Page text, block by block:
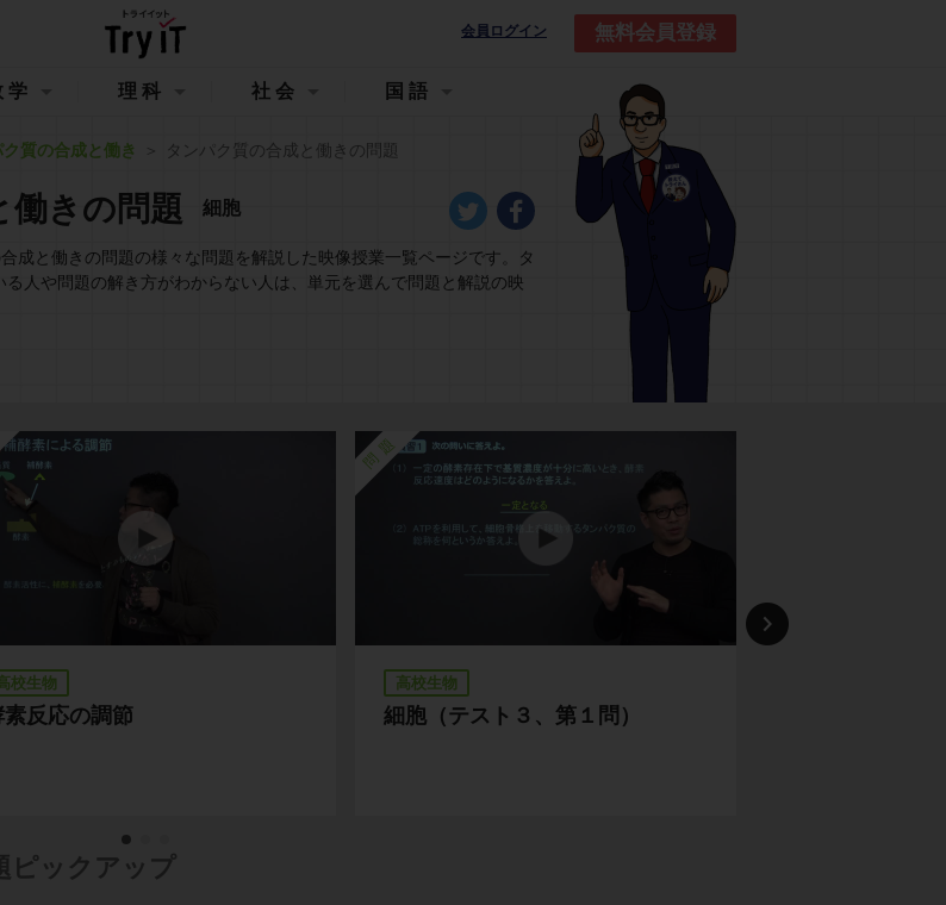
会員ログイン 無料会員登録
学 理科 社会 国語
ク質の合成と働き タンパク質の合成と働きの問題
働きの問題 細胞
成と働きの問題の様々な問題を解説した映像授業一覧ページです。タ
人や問題の解き方がわからない人は、単元を選んで問題と解説の映
素反応の調節
校生物
問題
細胞（テスト３、第１問）
高校生物
ピックアップ